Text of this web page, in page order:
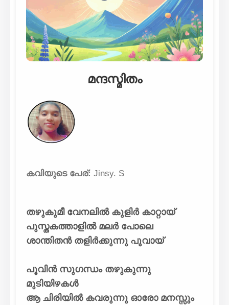
മന്ദസ്മിതം
കവിയുടെ പേര്: Jinsy. S
തഴുകുമീ വേനലിൽ കുളിർ കാറ്റായ്
പുസ്തകത്താളിൽ മലർ പോലെ
ശാന്തിതൻ തളിർക്കുന്നു പൂവായ്
പൂവിൻ സുഗന്ധം തഴുകുന്നു
മുടിയിഴകൾ
ആ ചിരിയിൽ കവരുന്നു ഓരോ മനസ്സും